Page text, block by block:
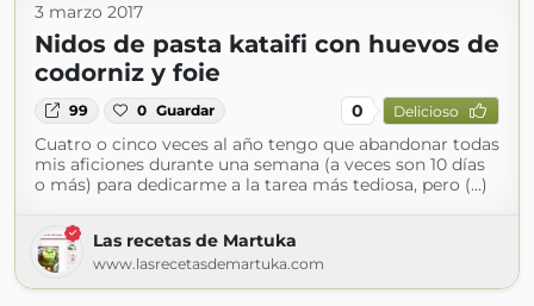
3 marzo 2017
Nidos de pasta kataifi con huevos de
codorniz y foie
99 0 Guardar 0 Delicioso
Cuatro o cinco veces al año tengo que abandonar todas
mis aficiones durante una semana (a veces son 10 días
o más) para dedicarme a la tarea más tediosa, pero (...)
Las recetas de Martuka
www.lasrecetasdemartuka.com